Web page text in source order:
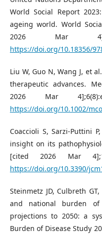
World Social Report
ageing world. World
2026 Mar
https://doi.org/10.18356/
Liu W, Guo N, Wang J, et
therapeutic advances.
2026 Mar
https://doi.org/10.1002/
Coaccioli S, Sarzi-Puttini
insight on its
[cited 2026 Mar
https://doi.org/10.3390/
Steinmetz JD, Culbreth
and national burden of
projections to 2050: a
Burden of Disease Study